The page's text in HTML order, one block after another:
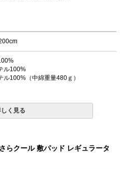
ル100%
ル100%（中綿重量480ｇ）
機のご使用は絶対にお避けください。
島等一部地域へのお届けは別途送料が
ざいます。また発送予定も変更になる場
く見る
らクール 敷パッド レギュラータ